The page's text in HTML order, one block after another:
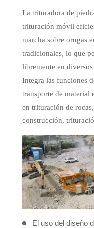
La trituradora de
trituración móvil
marcha sobre orugas
tradicionales, lo que
libremente en
Integra las funciones
transporte de material
en trituración de
construcción,
El uso del diseño